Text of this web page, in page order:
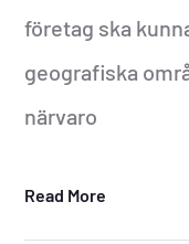
företag ska
geografiska
närvaro
Read More